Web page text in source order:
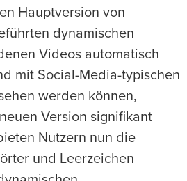
Hauptversion von
dynamischen
Videos automatisch
mit Social-Media-typischen
werden können,
Version signifikant
Nutzern nun die
und Leerzeichen